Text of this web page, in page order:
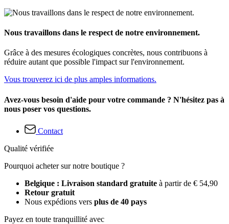
Nous travaillons dans le respect de notre environnement.
Grâce à des mesures écologiques concrètes, nous contribuons à
réduire autant que possible l'impact sur l'environnement.
Vous trouverez ici de plus amples informations.
Avez-vous besoin d'aide pour votre commande ? N'hésitez pas à
nous poser vos questions.
Contact
Qualité vérifiée
Pourquoi acheter sur notre boutique ?
Belgique : Livraison standard gratuite à partir de € 54,90
Retour gratuit
Nous expédions vers plus de 40 pays
Payez en toute tranquillité avec